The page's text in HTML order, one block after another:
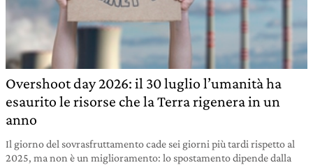
Overshoot day 2026: il 30 luglio l’umanità ha
esaurito le risorse che la Terra rigenera in un
anno
Il giorno del sovrasfruttamento cade sei giorni più tardi rispetto al
2025, ma non è un miglioramento: lo spostamento dipende dalla